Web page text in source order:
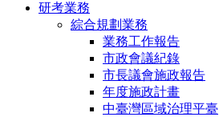
研考業務
綜合規劃業務
業務工作報告
市政會議紀錄
市長議會施政報告
年度施政計畫
中臺灣區域治理平臺